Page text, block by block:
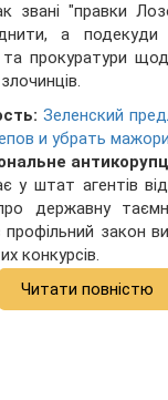
звані "правки
а
та прокуратури
Зеленский
и убрать
у штат агентів
державну
закон
конкурсів.
Читати повністю